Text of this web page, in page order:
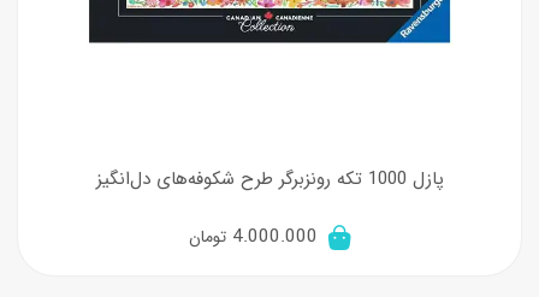
پازل 1000 تکه رونزبرگر طرح شکوفه‌های دل‌انگیز
4.000.000 تومان